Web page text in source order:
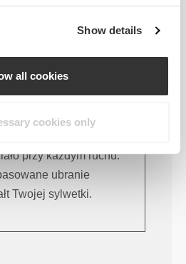
Show details
all cookies
cookies only
przy każdym ruchu.
ubranie
Twojej sylwetki.